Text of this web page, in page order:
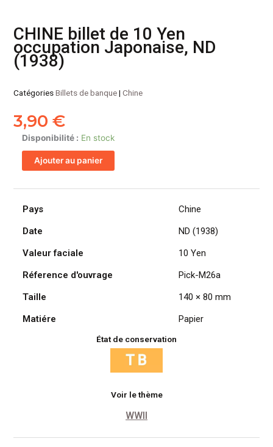
CHINE billet de 10 Yen
occupation Japonaise, ND
(1938)
CatégoriesBillets de banque|Chine
3,90€
Disponibilité : En stock
quantité
de
CHINE
de
occupation
ND
(1938)
Ajouter au panier
Pays
Chine
Date
ND (1938)
Valeur faciale
10 Yen
Réference d'ouvrage
Pick-M26a
Taille
140 × 80 mm
Matiére
Papier
État de conservation
Voir le thème
WWII